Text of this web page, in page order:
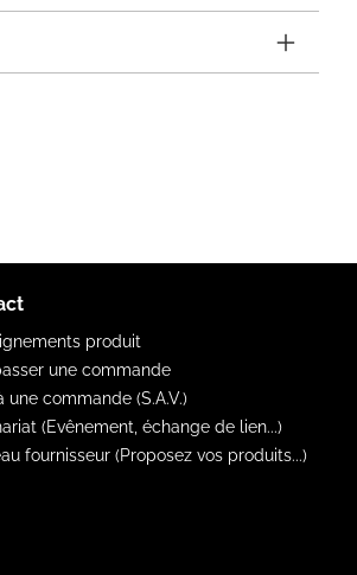
produit
une commande
une commande (S.A.V.)
(Evênement, échange de lien...)
fournisseur (Proposez vos produits...)